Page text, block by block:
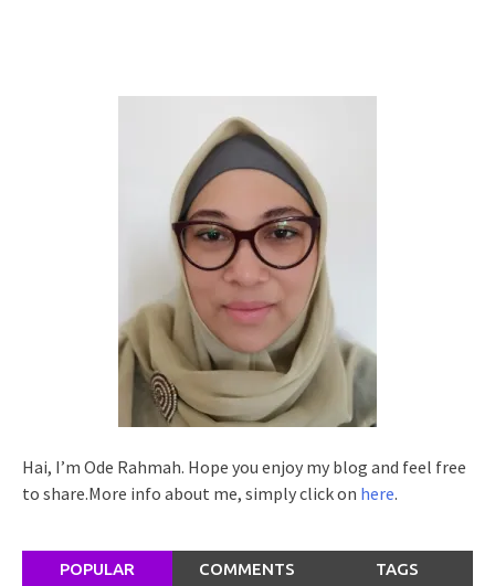
Hai, I’m Ode Rahmah. Hope you enjoy my blog and feel free
to share.More info about me, simply click on here.
POPULAR COMMENTS TAGS